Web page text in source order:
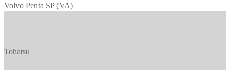
Volvo Penta SP (VA)
Tohatsu